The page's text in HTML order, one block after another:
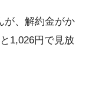
が、解約金がか
1,026円で見放